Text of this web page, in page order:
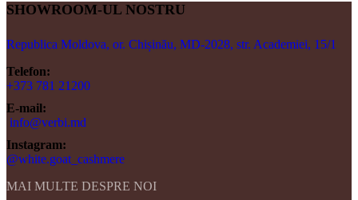
SHOWROOM-UL NOSTRU
Republica Moldova, or. Chișinău, MD-2028, str. Academiei, 15/1
Telefon:
+373 781 21200
E-mail:
info@verbi.md
Instagram:
@white.goat_cashmere
MAI MULTE DESPRE NOI